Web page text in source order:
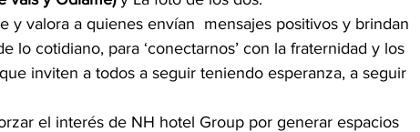
y valora a quienes envían  mensajes positivos y brindan
lo cotidiano, para ‘conectarnos’ con la fraternidad y los
inviten a todos a seguir teniendo esperanza, a seguir
el interés de NH hotel Group por generar espacios